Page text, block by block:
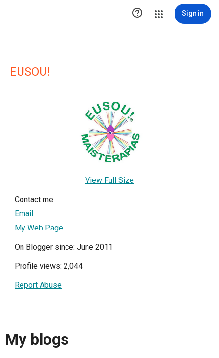
 Sign in
EUSOU!
View Full Size
Contact me
Email
My Web Page
On Blogger since: June 2011
Profile views: 2,044
Report Abuse
My blogs